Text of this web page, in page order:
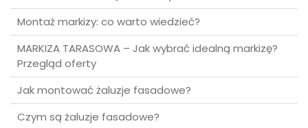
Montaż markizy: co warto wiedzieć?
MARKIZA TARASOWA – Jak wybrać idealną markizę?
Przegląd oferty
Jak montować żaluzje fasadowe?
Czym są żaluzje fasadowe?